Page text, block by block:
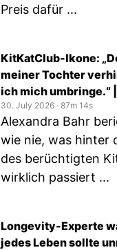
Preis dafür ...
KitKatClub-Ikone:
meiner Tochter
ich mich umbringe.“
30. July 2026 ‧ 87m 14s
Alexandra Bahr
wie nie, was hinter
des berüchtigten
wirklich passiert ...
Longevity-Experte
jedes Leben sollte